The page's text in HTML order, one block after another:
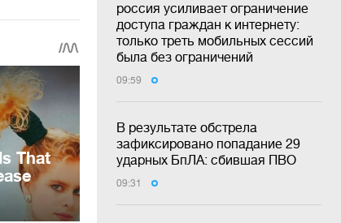
россия усиливает ограничение
доступа граждан к интернету:
только треть мобильных сессий
была без ограничений
09:59
В результате обстрела
зафиксировано попадание 29
ударных БпЛА: сбившая ПВО
09:31